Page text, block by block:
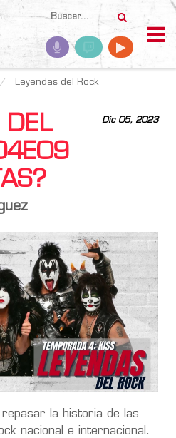
Leyendas del Rock
Dic 05, 2023
DEL
la historia de las
nacional e internacional.